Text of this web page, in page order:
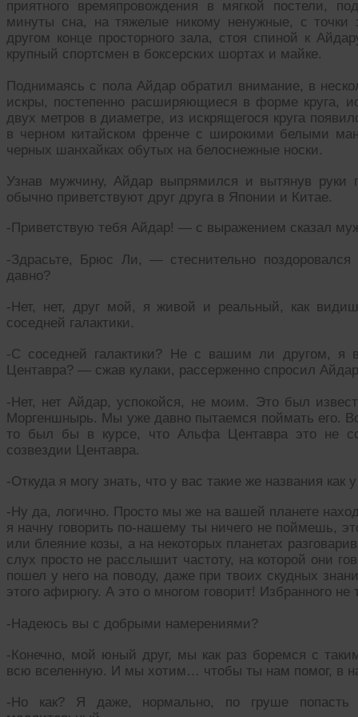
приятного времяпровождения в мягкой постели,
минуты сна, на тяжелые никому ненужные, с точки
другом конце просторного зала, стоя спиной к
крупный спортсмен в боксерских шортах и майке.
Поднимаясь с пола Айдар обратил внимание, в
искры, постепенно расширяющиеся в форме круга,
двух метров в диаметре, из искрящегося круга
в черном китайском френче с широкими белыми
черных шанхайках обутых на белоснежные носки.
Узнав мужчину, Айдар выпрямился и вытянув руки
обычно приветствуют друг друга в Японии и Китае.
-Приветствую тебя Айдар! — с выражением сказал
-Здрасьте, Брюс Ли, — стеснительно
давно?
-Нет, нет, друг мой, я живой и реальный, как
соседней галактики.
-С соседней галактики? Не с вашим ли другом, я
Центавра? — сжав кулаки, рассерженно спросил
-Нет, нет Айдар, успокойся, не моим. Это был
Моргеншнырь. Мы уже давно пытаемся поймать его.
то был бы в курсе, что Альфа Центавра это не
созвездии Центавра.
-Откуда я могу знать, что у вас такие же названия как
-Ну да, логично. Просто мы же на вашей планете
я начну говорить по-нашему ты ничего не поймешь,
или блеяние козы, а на некоторых планетах
слух просто не расслышит частоту, на которой они
пошел у него на поводу, даже при твоих скудных
этого афирюгу. А это о многом говорит! Избранного не
-Надеюсь вы с добрыми намерениями?
-Конечно, мой юный друг, мы как раз боремся с
всю вселенную. И мы хотим… чтобы ты нам помог, в
-Но как? Я даже, нормально, по груше попасть